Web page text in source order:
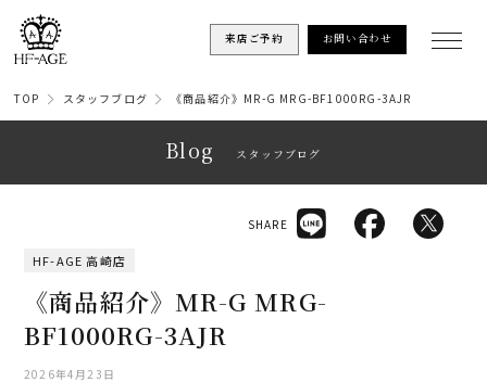
来店ご予約 お問い合わせ
TOP スタッフブログ 《商品紹介》MR-G MRG-BF1000RG-3AJR
Blog スタッフブログ
HF-AGE 高崎店
《商品紹介》MR-G MRG-
BF1000RG-3AJR
2026年4月23日
SHARE